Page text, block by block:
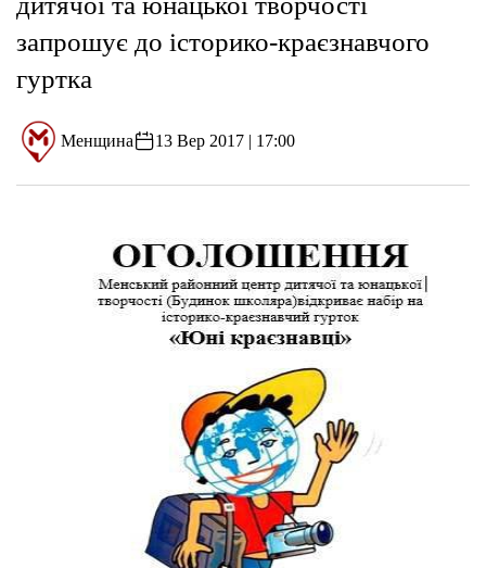
запрошує до історико-краєзнавчого
гуртка
Менщина 13 Вер 2017 | 17:00